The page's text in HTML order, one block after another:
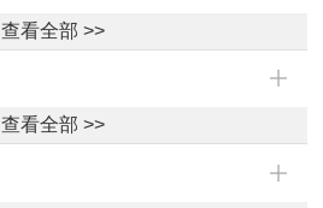
查看全部 >>
查看全部 >>